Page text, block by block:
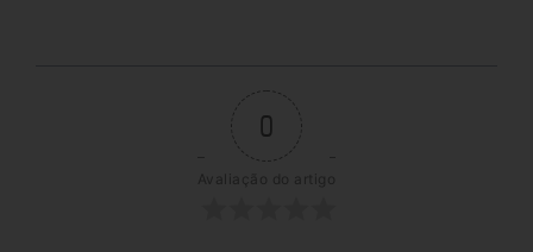
0
Avaliação do artigo